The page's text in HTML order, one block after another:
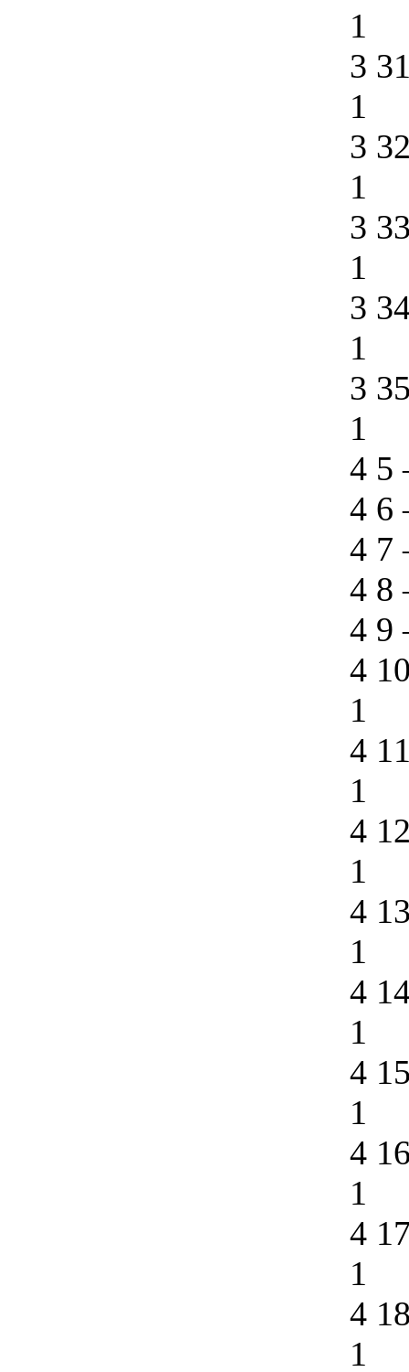
1
3
1
3
1
3
1
3
1
3
1
4 5
4 6
4 7
4 8
4 9
4
1
4
1
4
1
4
1
4
1
4
1
4
1
4
1
4
1